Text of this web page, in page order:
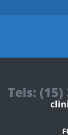
Tels: (15)